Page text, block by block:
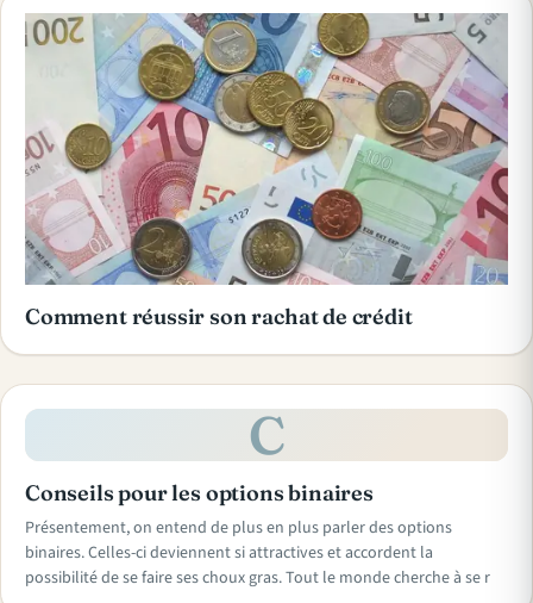
Comment réussir son rachat de crédit
C
Conseils pour les options binaires
Présentement, on entend de plus en plus parler des options
binaires. Celles-ci deviennent si attractives et accordent la
possibilité de se faire ses choux gras. Tout le monde cherche à se r